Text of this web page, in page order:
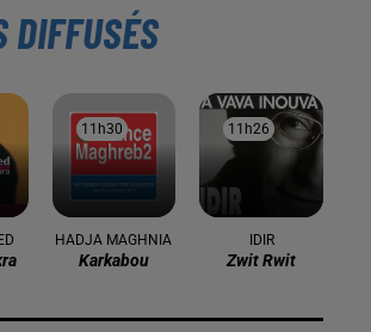
DIFFUSÉS
11h30
11h30
HADJA MAGHNIA
Karkabou
11h26
11h26
IDIR
Zwit Rwit